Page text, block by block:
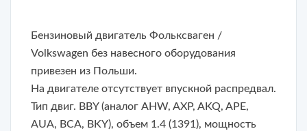
Бензиновый двигатель Фольксваген /
Volkswagen без навесного оборудования
привезен из Польши.
На двигателе отсутствует впускной распредвал.
Тип двиг. BBY (аналог AHW, AXP, AKQ, APE,
AUA, BCA, BKY), объем 1.4 (1391), мощность